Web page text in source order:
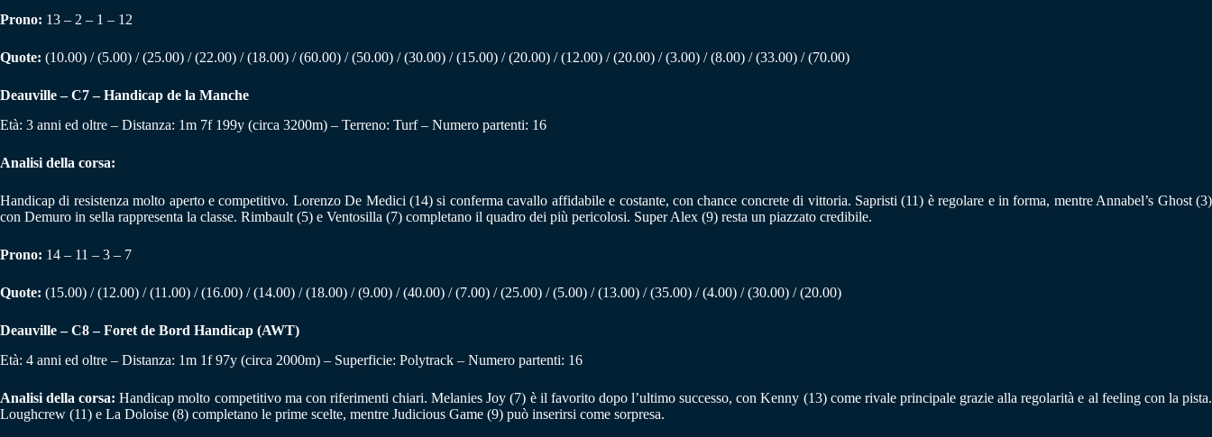
Prono: 13 – 2 – 1 – 12
Quote: (10.00) / (5.00) / (25.00) / (22.00) / (18.00) / (60.00) / (50.00) / (30.00) / (15.00) / (20.00) / (12.00) / (20.00) / (3.00) / (8.00) / (33.00) / (70.00)
Deauville – C7 – Handicap de la Manche
Età: 3 anni ed oltre – Distanza: 1m 7f 199y (circa 3200m) – Terreno: Turf – Numero partenti: 16
Analisi della corsa:
Handicap di resistenza molto aperto e competitivo. Lorenzo De Medici (14) si conferma cavallo affidabile e costante, con chance concrete di vittoria. Sapristi (11) è regolare e in forma, mentre Annabel’s Ghost (3)
con Demuro in sella rappresenta la classe. Rimbault (5) e Ventosilla (7) completano il quadro dei più pericolosi. Super Alex (9) resta un piazzato credibile.
Prono: 14 – 11 – 3 – 7
Quote: (15.00) / (12.00) / (11.00) / (16.00) / (14.00) / (18.00) / (9.00) / (40.00) / (7.00) / (25.00) / (5.00) / (13.00) / (35.00) / (4.00) / (30.00) / (20.00)
Deauville – C8 – Foret de Bord Handicap (AWT)
Età: 4 anni ed oltre – Distanza: 1m 1f 97y (circa 2000m) – Superficie: Polytrack – Numero partenti: 16
Analisi della corsa:Handicap molto competitivo ma con riferimenti chiari. Melanies Joy (7) è il favorito dopo l’ultimo successo, con Kenny (13) come rivale principale grazie alla regolarità e al feeling con la pista.
Loughcrew (11) e La Doloise (8) completano le prime scelte, mentre Judicious Game (9) può inserirsi come sorpresa.